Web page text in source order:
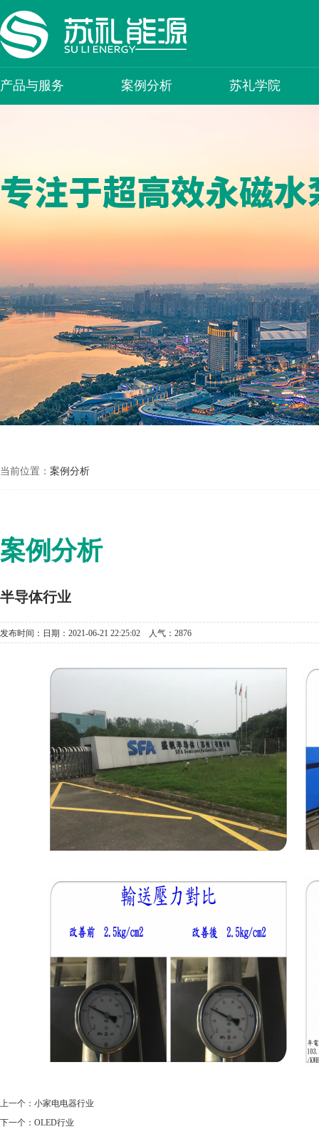
产品与服务 案例分析 苏礼学院
当前位置： 案例分析
案例分析
半导体行业
发布时间：日期：2021-06-21 22:25:02 人气：2876
上一个： 小家电电器行业
下一个： OLED行业